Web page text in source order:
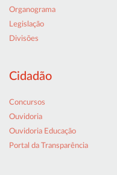
Organograma
Legislação
Divisões
Cidadão
Concursos
Ouvidoria
Ouvidoria Educação
Portal da Transparência